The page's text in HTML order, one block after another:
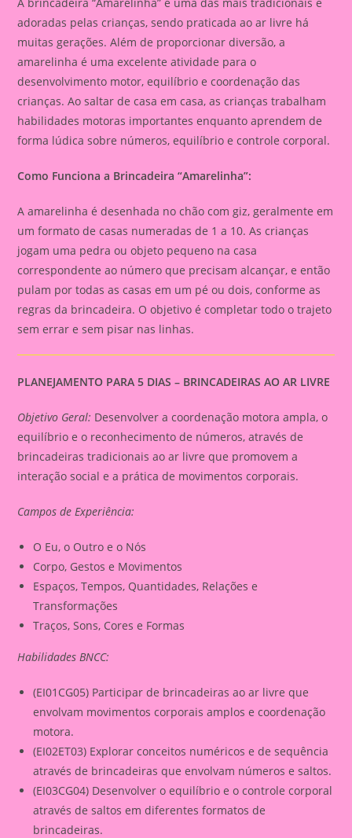
adoradas pelas crianças, sendo praticada ao ar livre há
muitas gerações. Além de proporcionar diversão, a
amarelinha é uma excelente atividade para o
desenvolvimento motor, equilíbrio e coordenação das
crianças. Ao saltar de casa em casa, as crianças trabalham
habilidades motoras importantes enquanto aprendem de
forma lúdica sobre números, equilíbrio e controle corporal.
Como Funciona a Brincadeira “Amarelinha”:
A amarelinha é desenhada no chão com giz, geralmente em
um formato de casas numeradas de 1 a 10. As crianças
jogam uma pedra ou objeto pequeno na casa
correspondente ao número que precisam alcançar, e então
pulam por todas as casas em um pé ou dois, conforme as
regras da brincadeira. O objetivo é completar todo o trajeto
sem errar e sem pisar nas linhas.
PLANEJAMENTO PARA 5 DIAS – BRINCADEIRAS AO AR LIVRE
Objetivo Geral: Desenvolver a coordenação motora ampla, o
equilíbrio e o reconhecimento de números, através de
brincadeiras tradicionais ao ar livre que promovem a
interação social e a prática de movimentos corporais.
Campos de Experiência:
O Eu, o Outro e o Nós
Corpo, Gestos e Movimentos
Espaços, Tempos, Quantidades, Relações e
Transformações
Traços, Sons, Cores e Formas
Habilidades BNCC:
(EI01CG05) Participar de brincadeiras ao ar livre que
envolvam movimentos corporais amplos e coordenação
motora.
(EI02ET03) Explorar conceitos numéricos e de sequência
através de brincadeiras que envolvam números e saltos.
(EI03CG04) Desenvolver o equilíbrio e o controle corporal
através de saltos em diferentes formatos de
brincadeiras.